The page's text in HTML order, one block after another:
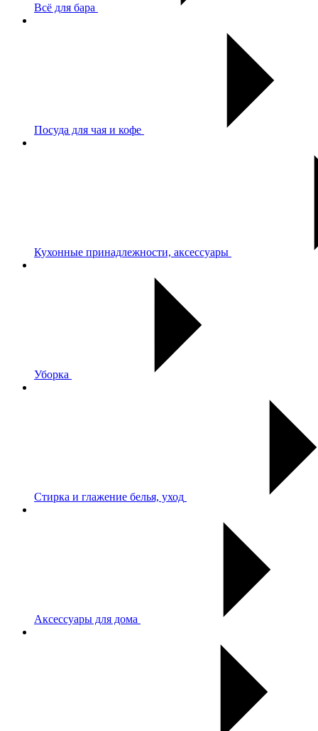
Всё для бара
Посуда для чая и кофе
Кухонные принадлежности, аксессуары
Уборка
Стирка и глажение белья, уход
Аксессуары для дома